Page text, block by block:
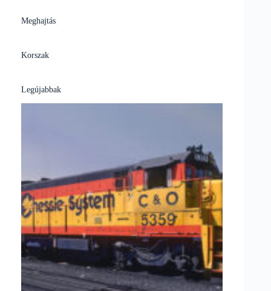
Meghajtás
Korszak
Legújabbak